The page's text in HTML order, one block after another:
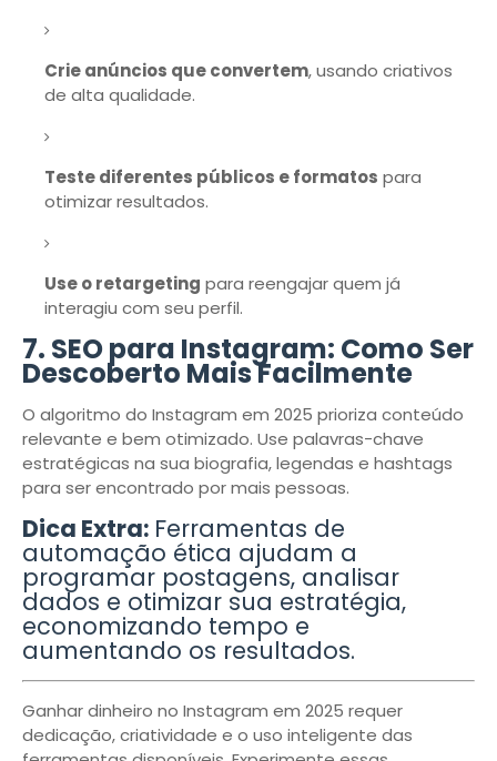
Crie anúncios que convertem, usando criativos
de alta qualidade.
Teste diferentes públicos e formatos para
otimizar resultados.
Use o retargeting para reengajar quem já
interagiu com seu perfil.
7. SEO para Instagram: Como Ser
Descoberto Mais Facilmente
O algoritmo do Instagram em 2025 prioriza conteúdo
relevante e bem otimizado. Use palavras-chave
estratégicas na sua biografia, legendas e hashtags
para ser encontrado por mais pessoas.
Dica Extra: Ferramentas de
automação ética ajudam a
programar postagens, analisar
dados e otimizar sua estratégia,
economizando tempo e
aumentando os resultados.
Ganhar dinheiro no Instagram em 2025 requer
dedicação, criatividade e o uso inteligente das